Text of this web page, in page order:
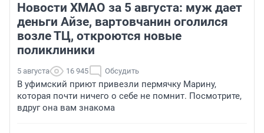
Новости ХМАО за 5 августа: муж дает
деньги Айзе, вартовчанин оголился
возле ТЦ, откроются новые
поликлиники
5 августа 16 945 Обсудить
В уфимский приют привезли пермячку Марину,
которая почти ничего о себе не помнит. Посмотрите,
вдруг она вам знакома